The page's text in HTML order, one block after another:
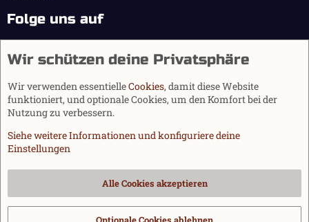
Folge uns auf
Cookies
Datenschutz
Hilfe und Impressum
Start
®
Wir schützen deine Privatsphäre
Wir verwenden essentielleCookies, damit diese Website
funktioniert, und optionale Cookies, um den Komfort bei der
Nutzung zu verbessern.
Siehe weitere Informationen und konfiguriere deine
Einstellungen
Alle Cookies akzeptieren